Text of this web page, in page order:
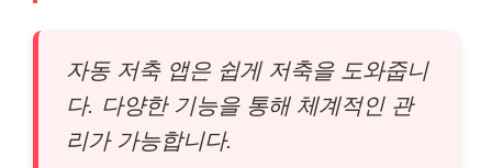
자동 저축 앱은 쉽게 저축을 도와줍니
다. 다양한 기능을 통해 체계적인 관
리가 가능합니다.